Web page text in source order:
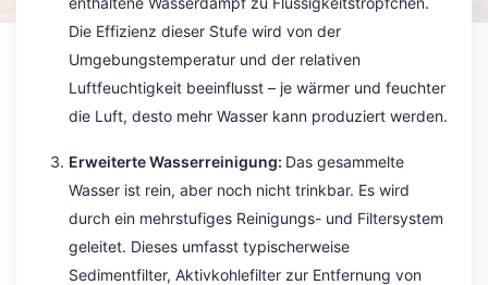
Die Effizienz dieser Stufe wird von der
Umgebungstemperatur und der relativen
Luftfeuchtigkeit beeinflusst – je wärmer und feuchter
die Luft, desto mehr Wasser kann produziert werden.
Erweiterte Wasserreinigung: Das gesammelte
Wasser ist rein, aber noch nicht trinkbar. Es wird
durch ein mehrstufiges Reinigungs- und Filtersystem
geleitet. Dieses umfasst typischerweise
Sedimentfilter, Aktivkohlefilter zur Entfernung von